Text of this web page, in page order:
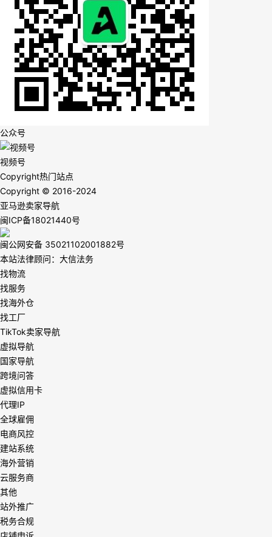
公众号
视频号
Copyright热门站点
Copyright © 2016-2024
亚马逊卖家导航
闽ICP备18021440号
闽公网安备 35021102001882号
本站法律顾问：大信法务
找物流
找服务
找海外仓
找工厂
TikTok卖家导航
虚拟导航
国家导航
跨境问答
虚拟信用卡
代理IP
全球雇佣
电商风控
建站系统
海外营销
云服务商
其他
站外推广
税务合规